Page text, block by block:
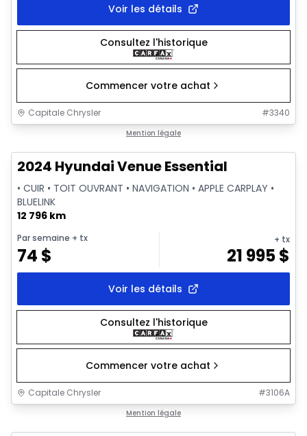
Voir les détails
Consultez l'historique
Commencer votre achat
Capitale Chrysler #3340
Mention légale
2024 Hyundai Venue Essential
• CUIR • TOIT OUVRANT • NAVIGATION • APPLE CARPLAY •
BLUELINK
12 796 km
Par semaine + tx
74 $
+ tx
21 995$
Voir les détails
Consultez l'historique
Commencer votre achat
Capitale Chrysler #3106A
Mention légale